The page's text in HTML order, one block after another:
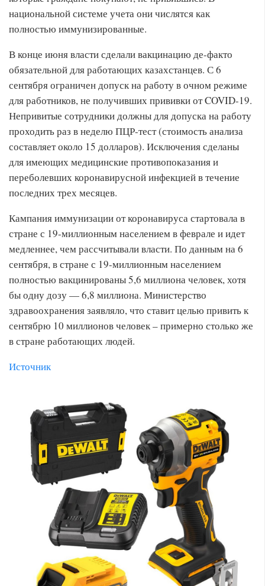
национальной системе учета они числятся как
полностью иммунизированные.
В конце июня власти сделали вакцинацию де-факто
обязательной для работающих казахстанцев. С 6
сентября ограничен допуск на работу в очном режиме
для работников, не получивших прививки от COVID-19.
Непривитые сотрудники должны для допуска на работу
проходить раз в неделю ПЦР-тест (стоимость анализа
составляет около 15 долларов). Исключения сделаны
для имеющих медицинские противопоказания и
переболевших коронавирусной инфекцией в течение
последних трех месяцев.
Кампания иммунизации от коронавируса стартовала в
стране с 19-миллионным населением в феврале и идет
медленнее, чем рассчитывали власти. По данным на 6
сентября, в стране с 19-миллионным населением
полностью вакцинированы 5,6 миллиона человек, хотя
бы одну дозу — 6,8 миллиона. Министерство
здравоохранения заявляло, что ставит целью привить к
сентябрю 10 миллионов человек – примерно столько же
в стране работающих людей.
Источник